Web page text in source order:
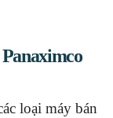
loại máy bán